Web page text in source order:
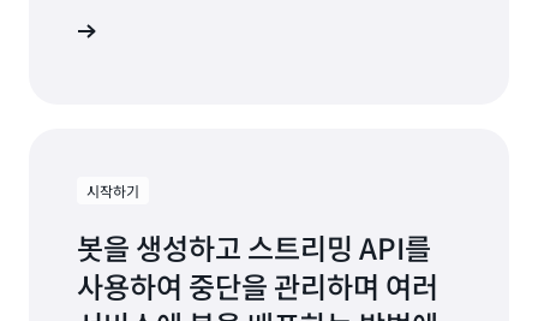
시작하기
봇을 생성하고 스트리밍 API를
사용하여 중단을 관리하며 여러